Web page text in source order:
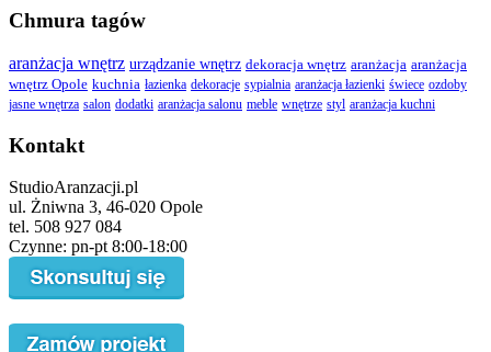
Chmura tagów
aranżacja wnętrz urządzanie wnętrz dekoracja wnętrz aranżacja aranżacja
wnętrz Opole kuchnia łazienka dekoracje sypialnia aranżacja łazienki świece ozdoby
jasne wnętrza salon dodatki aranżacja salonu meble wnętrze styl aranżacja kuchni
Kontakt
StudioAranzacji.pl
ul. Żniwna 3, 46-020 Opole
tel. 508 927 084
Czynne: pn-pt 8:00-18:00